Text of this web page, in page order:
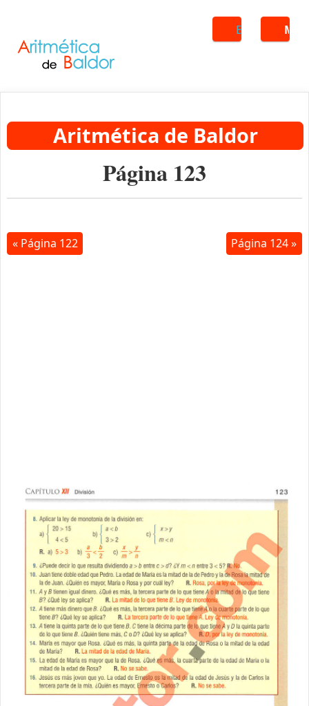
Buscar
Aritmética de Baldor
Página 123
« Página 122 Página 124 »